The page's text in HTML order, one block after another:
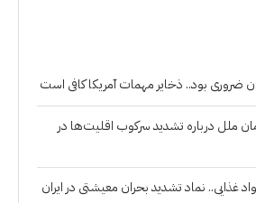
ضروری بود.. ذخایر مهمات آمریکا کافی است
ملل درباره تشدید سرکوب اقلیت‌ها در
نماد تشدید بحران معیشتی در ایران